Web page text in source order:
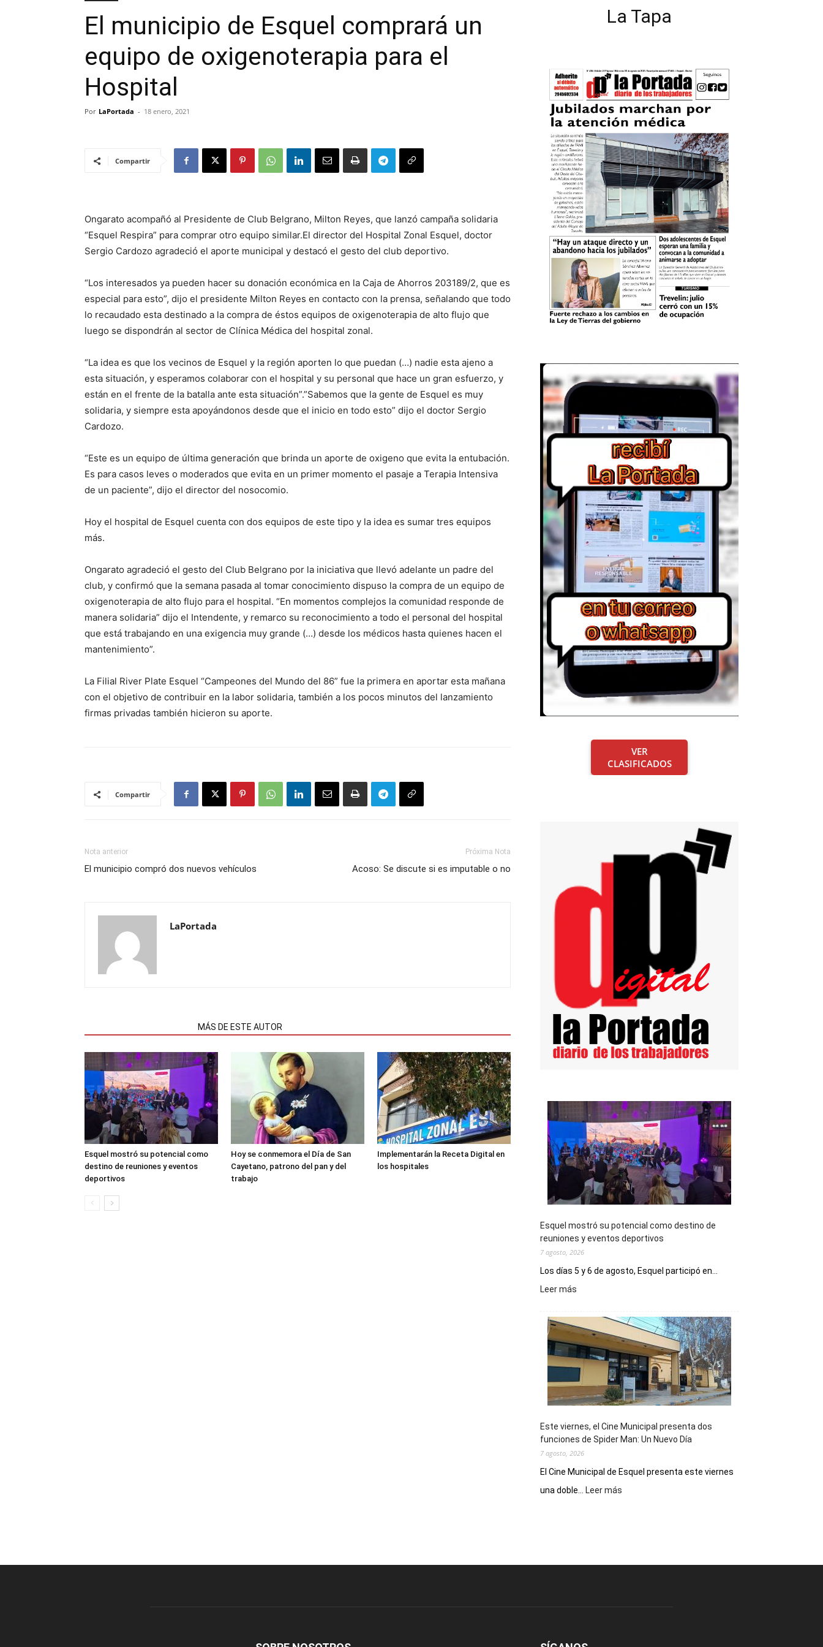
El municipio de Esquel comprará un
equipo de oxigenoterapia para el
Hospital
Por LaPortada - 18 enero, 2021
Compartir
Ongarato acompañó al Presidente de Club Belgrano, Milton Reyes, que lanzó campaña solidaria
“Esquel Respira” para comprar otro equipo similar.El director del Hospital Zonal Esquel, doctor
Sergio Cardozo agradeció el aporte municipal y destacó el gesto del club deportivo.
“Los interesados ya pueden hacer su donación económica en la Caja de Ahorros 203189/2, que es
especial para esto”, dijo el presidente Milton Reyes en contacto con la prensa, señalando que todo
lo recaudado esta destinado a la compra de éstos equipos de oxigenoterapia de alto flujo que
luego se dispondrán al sector de Clínica Médica del hospital zonal.
“La idea es que los vecinos de Esquel y la región aporten lo que puedan (…) nadie esta ajeno a
esta situación, y esperamos colaborar con el hospital y su personal que hace un gran esfuerzo, y
están en el frente de la batalla ante esta situación”.”Sabemos que la gente de Esquel es muy
solidaria, y siempre esta apoyándonos desde que el inicio en todo esto” dijo el doctor Sergio
Cardozo.
“Este es un equipo de última generación que brinda un aporte de oxigeno que evita la entubación.
Es para casos leves o moderados que evita en un primer momento el pasaje a Terapia Intensiva
de un paciente”, dijo el director del nosocomio.
Hoy el hospital de Esquel cuenta con dos equipos de este tipo y la idea es sumar tres equipos
más.
Ongarato agradeció el gesto del Club Belgrano por la iniciativa que llevó adelante un padre del
club, y confirmó que la semana pasada al tomar conocimiento dispuso la compra de un equipo de
oxigenoterapia de alto flujo para el hospital. “En momentos complejos la comunidad responde de
manera solidaria” dijo el Intendente, y remarco su reconocimiento a todo el personal del hospital
que está trabajando en una exigencia muy grande (…) desde los médicos hasta quienes hacen el
mantenimiento”.
La Filial River Plate Esquel “Campeones del Mundo del 86” fue la primera en aportar esta mañana
con el objetivo de contribuir en la labor solidaria, también a los pocos minutos del lanzamiento
firmas privadas también hicieron su aporte.
Compartir
Nota anterior
El municipio compró dos nuevos vehículos
Próxima Nota
Acoso: Se discute si es imputable o no
LaPortada
MÁS DE ESTE AUTOR
Esquel mostró su potencial como
destino de reuniones y eventos
deportivos
Hoy se conmemora el Día de San
Cayetano, patrono del pan y del
trabajo
Implementarán la Receta Digital en
los hospitales
La Tapa
VER
CLASIFICADOS
Esquel mostró su potencial como destino de
reuniones y eventos deportivos
7 agosto, 2026
Los días 5 y 6 de agosto, Esquel participó en...
Leer más
su
potencial
como
destino
de
reuniones
y
deportivos
Este viernes, el Cine Municipal presenta dos
funciones de Spider Man: Un Nuevo Día
7 agosto, 2026
El Cine Municipal de Esquel presenta este viernes
una doble...
Leer más
presenta